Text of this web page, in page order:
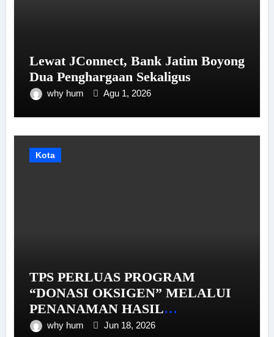
Lewat JConnect, Bank Jatim Boyong
Dua Penghargaan Sekaligus
why hum Agu 1, 2026
Kota
TPS PERLUAS PROGRAM
“DONASI OKSIGEN” MELALUI
PENANAMAN HASIL
PEMBIBITAN MANGROVE DI
why hum Jun 18, 2026